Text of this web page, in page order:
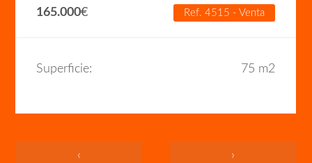
165.000€ Ref. 4515 - Venta
Superficie: 75 m2
‹ ›